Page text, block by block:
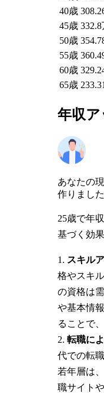
40歳
45歳 332.8
50歳
55歳
60歳
65歳
年収
あなたの
作りました
25歳で年
基づく効
スキル
格やスキ
の資格は
や基本情
ることで
転職に
代での転
若年層は
職サイト